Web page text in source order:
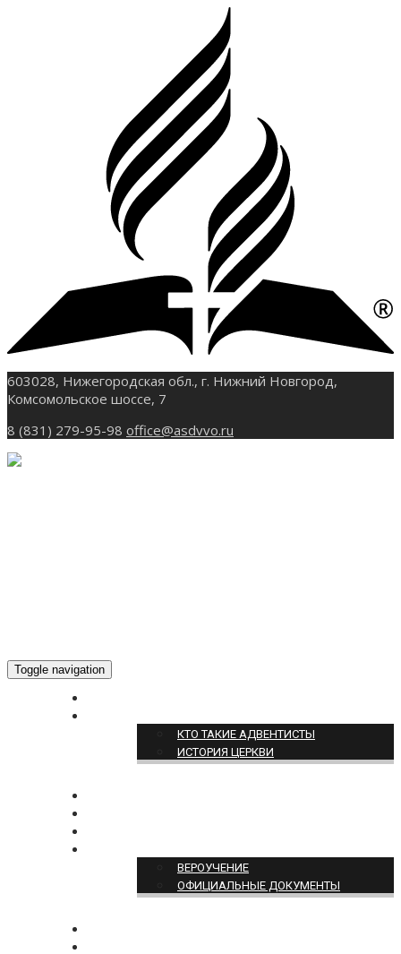
603028, Нижегородская обл., г. Нижний Новгород,
Комсомольское шоссе, 7
8 (831) 279-95-98 office@asdvvo.ru
Toggle navigation
КТО ТАКИЕ АДВЕНТИСТЫ
ИСТОРИЯ ЦЕРКВИ
ВЕРОУЧЕНИЕ
ОФИЦИАЛЬНЫЕ ДОКУМЕНТЫ